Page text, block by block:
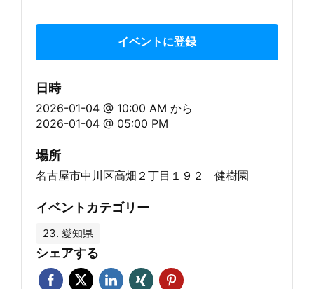
イベントに登録
日時
2026-01-04 @ 10:00 AMから
2026-01-04 @ 05:00 PM
場所
名古屋市中川区高畑２丁目１９２ 健樹園
イベントカテゴリー
23. 愛知県
シェアする